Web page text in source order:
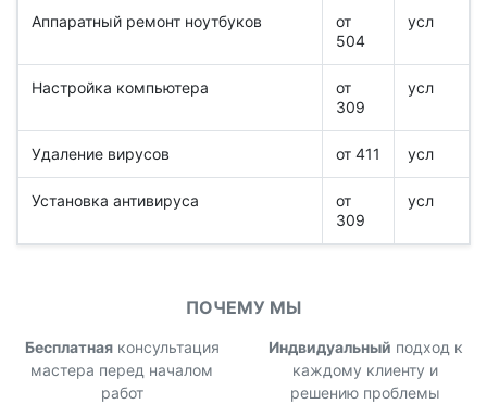
Аппаратный ремонт ноутбуков
от
504
усл
Настройка компьютера
от
309
усл
Удаление вирусов от 411 усл
Установка антивируса
от
309
усл
ПОЧЕМУ МЫ
Бесплатнаяконсультация
мастера перед началом
работ
Индвидуальный подход к
каждому клиенту и
решению проблемы